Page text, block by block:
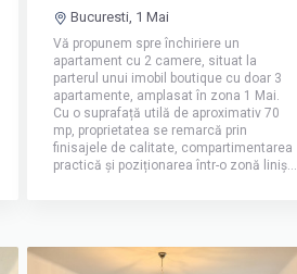
Bucuresti, 1 Mai
Vă propunem spre închiriere un
apartament cu 2 camere, situat la
parterul unui imobil boutique cu doar 3
apartamente, amplasat în zona 1 Mai.
Cu o suprafață utilă de aproximativ 70
mp, proprietatea se remarcă prin
finisajele de calitate, compartimentarea
practică și poziționarea într-o zonă liniș...